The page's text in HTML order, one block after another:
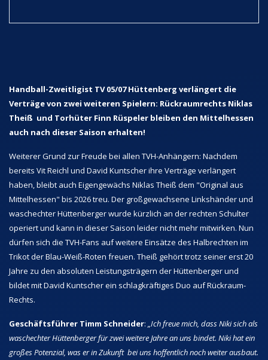
Handball-Zweitligist TV 05/07 Hüttenberg verlängert die
Verträge von zwei weiteren Spielern: Rückraumrechts Niklas
Theiß und Torhüter Finn Rüspeler bleiben den Mittelhessen
auch nach dieser Saison erhalten!
Weiterer Grund zur Freude bei allen TVH-Anhängern: Nachdem
bereits Vit Reichl und David Kuntscher ihre Verträge verlängert
haben, bleibt auch Eigengewächs Niklas Theiß dem "Original aus
Mittelhessen" bis 2026 treu. Der großgewachsene Linkshänder und
waschechter Hüttenberger wurde kürzlich an der rechten Schulter
operiert und kann in dieser Saison leider nicht mehr mitwirken. Nun
dürfen sich die TVH-Fans auf weitere Einsätze des Halbrechten im
Trikot der Blau-Weiß-Roten freuen. Theiß gehört trotz seiner erst 20
Jahre zu den absoluten Leistungsträgern der Hüttenberger und
bildet mit David Kuntscher ein schlagkräftiges Duo auf Rückraum-
Rechts.
Geschäftsführer Timm Schneider: „Ich freue mich, dass Niki sich als
waschechter Hüttenberger für zwei weitere Jahre an uns bindet. Niki hat ein
großes Potenzial, was er in Zukunft bei uns hoffentlich noch weiter ausbaut.